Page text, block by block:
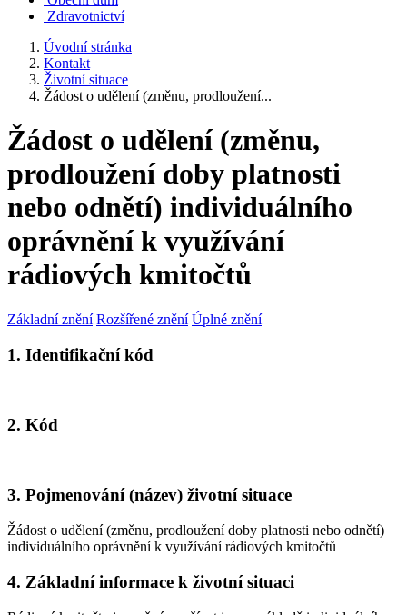
Zdravotnictví
Úvodní stránka
Kontakt
Životní situace
Žádost o udělení (změnu, prodloužení...
Žádost o udělení (změnu,
prodloužení doby platnosti
nebo odnětí) individuálního
oprávnění k využívání
rádiových kmitočtů
Základní znění Rozšířené znění Úplné znění
1. Identifikační kód
2. Kód
3. Pojmenování (název) životní situace
Žádost o udělení (změnu, prodloužení doby platnosti nebo odnětí)
individuálního oprávnění k využívání rádiových kmitočtů
4. Základní informace k životní situaci